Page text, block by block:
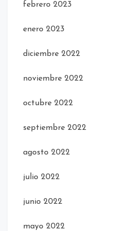
febrero 2023
enero 2023
diciembre 2022
noviembre 2022
octubre 2022
septiembre 2022
agosto 2022
julio 2022
junio 2022
mayo 2022